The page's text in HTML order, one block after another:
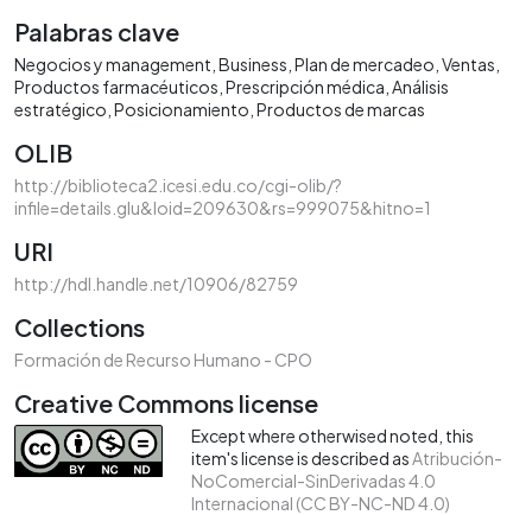
Palabras clave
Negocios y management Business Plan de mercadeo Ventas
Productos farmacéuticos Prescripción médica Análisis
estratégico Posicionamiento Productos de marcas
OLIB
http://biblioteca2.icesi.edu.co/cgi-olib/?
infile=details.glu&loid=209630&rs=999075&hitno=1
URI
http://hdl.handle.net/10906/82759
Collections
Formación de Recurso Humano - CPO
Creative Commons license
Except where otherwised noted, this
item's license is described asAtribución-
NoComercial-SinDerivadas 4.0
Internacional (CC BY-NC-ND 4.0)